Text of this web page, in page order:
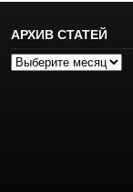
АРХИВ СТАТЕЙ
Архив